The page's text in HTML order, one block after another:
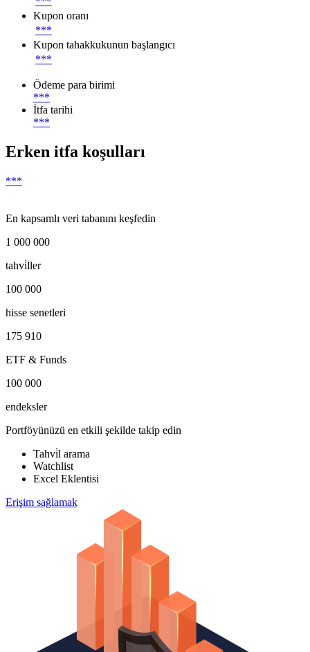
Kupon oranı
***
Kupon tahakkukunun başlangıcı
***
Ödeme para birimi
***
İtfa tarihi
***
Erken itfa koşulları
***
En kapsamlı veri tabanını keşfedin
1 000 000
tahvi̇ller
100 000
hisse senetleri
175 910
ETF & Funds
100 000
endeksler
Portföyünüzü en etkili şekilde takip edin
Tahvi̇l arama
Watchlist
Excel Eklentisi
Erişim sağlamak